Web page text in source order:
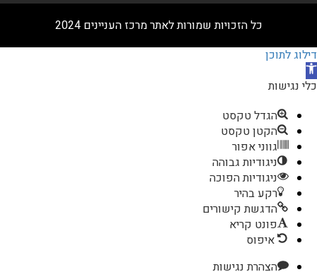
כל הזכויות שמורות לאתר מרכז העניינים 2024
דילוג לתוכן
פתח
סרגל
כלי נגישות
הגדל טקסט
הקטן טקסט
גווני אפור
ניגודיות גבוהה
ניגודיות הפוכה
רקע בהיר
הדגשת קישורים
פונט קריא
איפוס
הצהרת נגישות